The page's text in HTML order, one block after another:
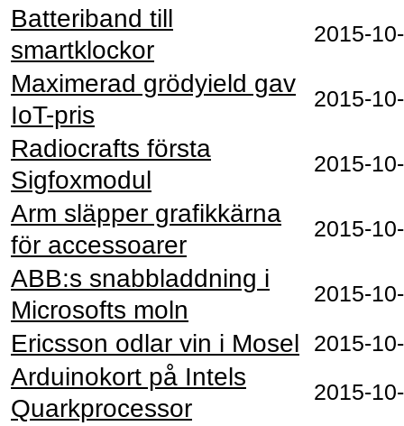
Batteriband till
smartklockor
Maximerad grödyield gav
IoT-pris
Radiocrafts första
Sigfoxmodul
Arm släpper grafikkärna
för accessoarer
ABB:s snabbladdning i
Microsofts moln
Ericsson odlar vin i Mosel
Arduinokort på Intels
Quarkprocessor